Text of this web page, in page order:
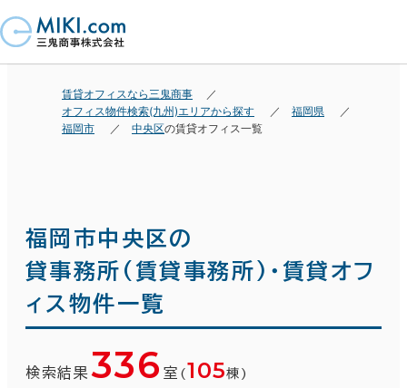
賃貸オフィスなら三鬼商事
オフィス物件検索(九州)エリアから探す
福岡県
福岡市
中央区の賃貸オフィス一覧
福岡市中央区の
貸事務所(賃貸事務所)・賃貸オフ
ィス物件一覧
検索結果 336 室 ( 105棟)